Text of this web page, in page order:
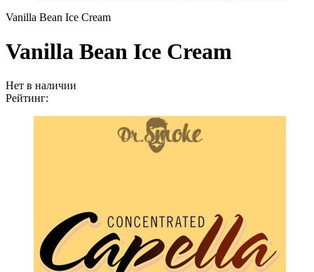
Vanilla Bean Ice Cream
Vanilla Bean Ice Cream
Нет в наличии
Рейтинг: